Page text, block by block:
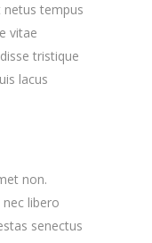
netus tempus
vitae
tristique
lacus
non.
nec libero
senectus